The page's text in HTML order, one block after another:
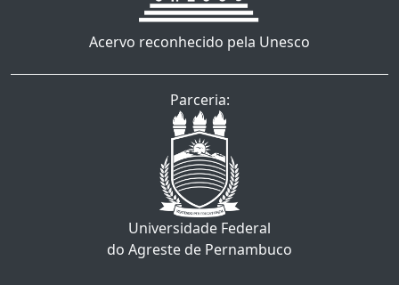
Acervo reconhecido pela Unesco
Parceria:
Universidade Federal
do Agreste de Pernambuco